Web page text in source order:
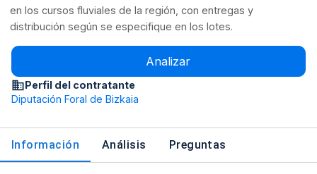
en los cursos fluviales de la región, con entregas y
distribución según se especifique en los lotes.
Analizar
Perfil del contratante
Diputación Foral de Bizkaia
Información Análisis Preguntas